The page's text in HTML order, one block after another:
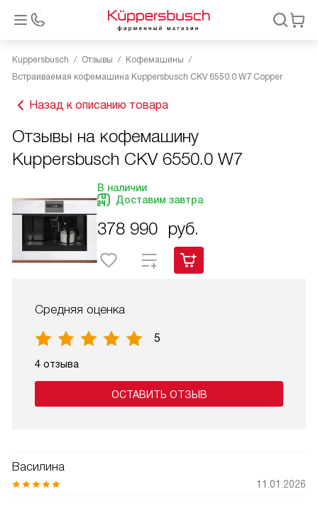
Kuppersbusch Отзывы
Кофемашины
Встраиваемая кофемашина Kuppersbusch CKV 6550.0 W7 Copper
Назад к описанию товара
Отзывы на кофемашину
Kuppersbusch CKV 6550.0 W7
В наличии
Доставим завтра
378 990 руб.
Средняя оценка
5
4 отзыва
ОСТАВИТЬ ОТЗЫВ
Василина
11.01.2026